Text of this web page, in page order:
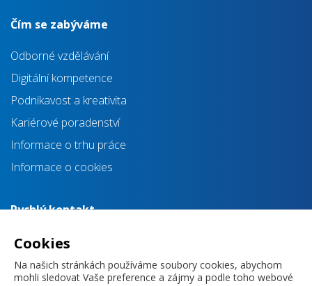
Čím se zabýváme
Odborné vzdělávání
Digitální kompetence
Podnikavost a kreativita
Kariérové poradenství
Informace o trhu práce
Informace o cookies
Rychlý kontakt
info@impulsprokarieru.cz
+420 720 830 118
Cookies
Na našich stránkách používáme soubory cookies, abychom
mohli sledovat Vaše preference a zájmy a podle toho webové